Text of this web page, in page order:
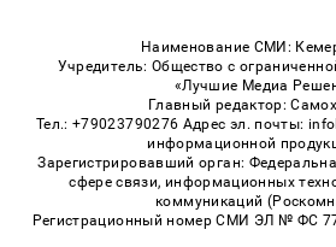
Наименование СМИ:
Учредитель: Общество с
«Лучшие Медиа
Главный редактор:
Тел.: +79023790276 Адрес эл. почты:
информационной
Зарегистрировавший орган:
сфере связи, информационных
коммуникаций
Регистрационный номер СМИ ЭЛ № ФС